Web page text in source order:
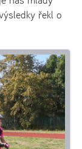
řekl o